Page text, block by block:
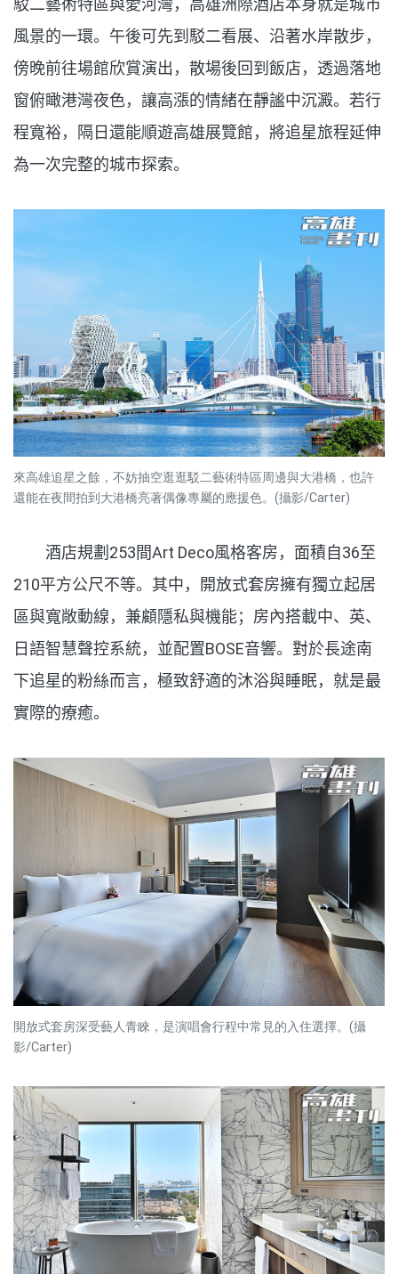
風景的一環。午後可先到駁二看展、沿著水岸散步，
傍晚前往場館欣賞演出，散場後回到飯店，透過落地
窗俯瞰港灣夜色，讓高漲的情緒在靜謐中沉澱。若行
程寬裕，隔日還能順遊高雄展覽館，將追星旅程延伸
為一次完整的城市探索。
來高雄追星之餘，不妨抽空逛逛駁二藝術特區周邊與大港橋，也許
還能在夜間拍到大港橋亮著偶像專屬的應援色。(攝影/Carter)
酒店規劃 253間Art Deco風格客房，面積自36至
210平方公尺不等。其中，開放式套房擁有獨立起居
區與寬敞動線，兼顧隱私與機能；房內搭載中、英、
日語智慧聲控系統，並配置BOSE音響。對於長途南
下追星的粉絲而言，極致舒適的沐浴與睡眠，就是最
實際的療癒。
開放式套房深受藝人青睞，是演唱會行程中常見的入住選擇。(攝
影/Carter)